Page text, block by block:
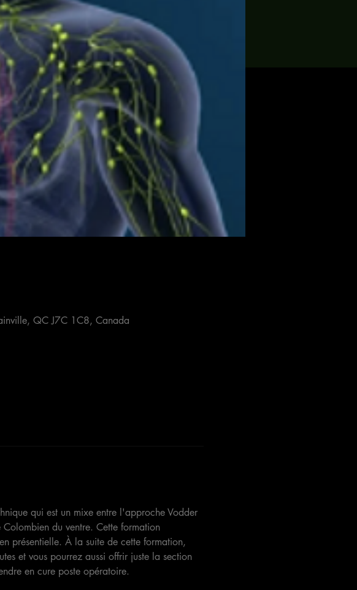
QC J7C 1C8, Canada
qui est un mixe entre l'approche Vodder
du ventre. Cette formation
présentielle. À la suite de cette formation,
et vous pourrez aussi offrir juste la section
en cure poste opératoire.